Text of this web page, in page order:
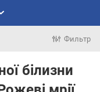
Фильтр
білизни